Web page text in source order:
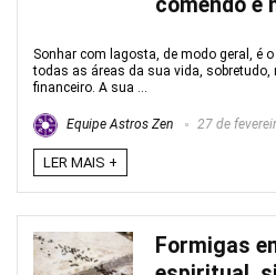
Sonhar com lagosta, de modo geral, é
todas as áreas da sua vida, sobretudo,
financeiro. A sua ...
Equipe Astros Zen 27 de
LER MAIS +
Formigas